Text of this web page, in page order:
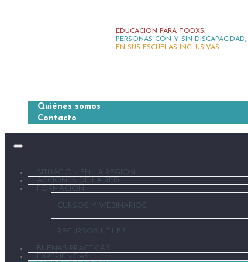
EDUCACION PARA TODXS,
PERSONAS CON Y SIN DISCAPACIDAD,
EN SUS ESCUELAS INCLUSIVAS
Quiénes somos
Contacto
SITUACIÓN EN LA REGIÓN
ACCIONES DE LA RED
FORMACIÓN
CURSOS Y WEBINARIOS
RECURSOS ÚTILES
BUENAS PRÁCTICAS
EXPERIENCIAS